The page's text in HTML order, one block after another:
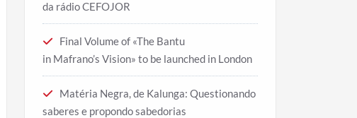
da rádio CEFOJOR
Final Volume of «The Bantu
in Mafrano’s Vision» to be launched in London
Matéria Negra, de Kalunga: Questionando
saberes e propondo sabedorias